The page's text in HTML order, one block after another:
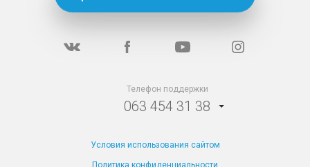
Телефон поддержки
063 454 31 38
Условия использования сайтом
Политика конфиденциальности